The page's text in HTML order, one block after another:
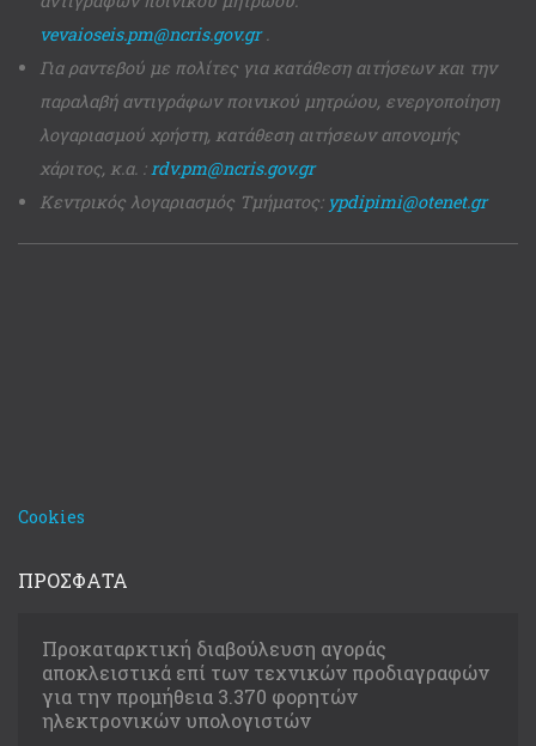
vevaioseis.pm@ncris.gov.gr.
Για ραντεβού με πολίτες για κατάθεση αιτήσεων και την
παραλαβή αντιγράφων ποινικού μητρώου, ενεργοποίηση
λογαριασμού χρήστη, κατάθεση αιτήσεων απονομής
χάριτος, κ.α. :rdv.pm@ncris.gov.gr
Κεντρικός λογαριασμός Τμήματος: ypdipimi@otenet.gr
Cookies
ΠΡΟΣΦΑΤΑ
Προκαταρκτική διαβούλευση αγοράς
αποκλειστικά επί των τεχνικών προδιαγραφών
για την προμήθεια 3.370 φορητών
ηλεκτρονικών υπολογιστών